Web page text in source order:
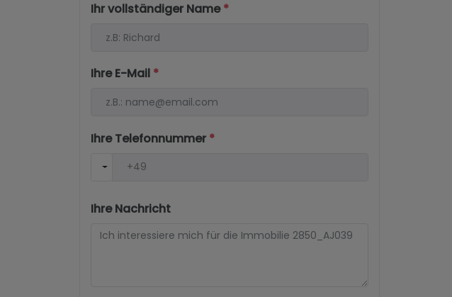
Ihr vollständiger Name*
Ihre E-Mail *
Ihre Telefonnummer *
Ihre Nachricht